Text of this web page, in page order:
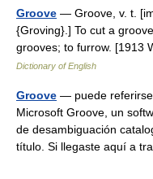
Groove — Groove, v. t.
{Groving}.] To cut a
grooves; to furrow. [1913
Dictionary of English
Groove — puede referirse
Microsoft Groove, un
de desambiguación
título. Si llegaste aquí a